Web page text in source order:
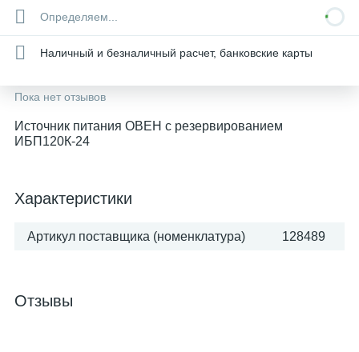
Определяем...
Наличный и безналичный расчет, банковские карты
Пока нет отзывов
Источник питания ОВЕН с резервированием
ИБП120К-24
Характеристики
Артикул поставщика (номенклатура) 128489
Отзывы